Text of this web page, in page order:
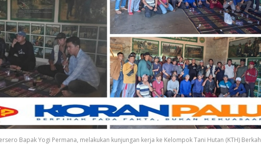
Bapak Yogi Permana, melakukan kunjungan kerja ke Kelompok Tani Hutan (KTH) Berkah